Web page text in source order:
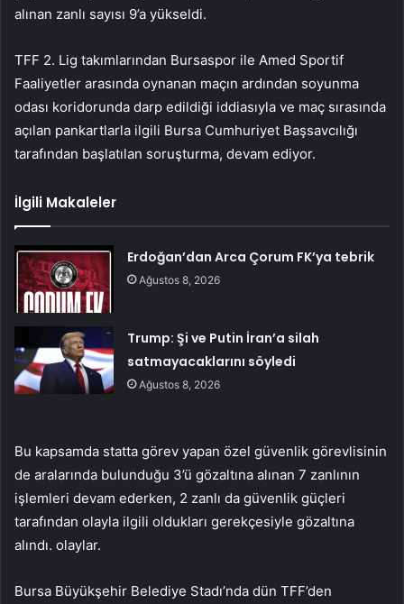
alınan zanlı sayısı 9’a yükseldi.
TFF 2. Lig takımlarından Bursaspor ile Amed Sportif
Faaliyetler arasında oynanan maçın ardından soyunma
odası koridorunda darp edildiği iddiasıyla ve maç sırasında
açılan pankartlarla ilgili Bursa Cumhuriyet Başsavcılığı
tarafından başlatılan soruşturma, devam ediyor.
İlgili Makaleler
Erdoğan’dan Arca Çorum FK’ya tebrik
Ağustos 8, 2026
Trump: Şi ve Putin İran’a silah
satmayacaklarını söyledi
Ağustos 8, 2026
Bu kapsamda statta görev yapan özel güvenlik görevlisinin
de aralarında bulunduğu 3’ü gözaltına alınan 7 zanlının
işlemleri devam ederken, 2 zanlı da güvenlik güçleri
tarafından olayla ilgili oldukları gerekçesiyle gözaltına
alındı. olaylar.
Bursa Büyükşehir Belediye Stadı’nda dün TFF’den